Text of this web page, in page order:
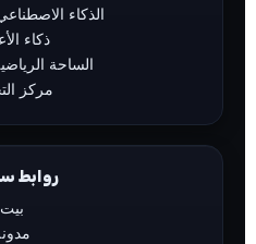
الذكاء
ذكاء
الساحة
مركز
روابط
بيت